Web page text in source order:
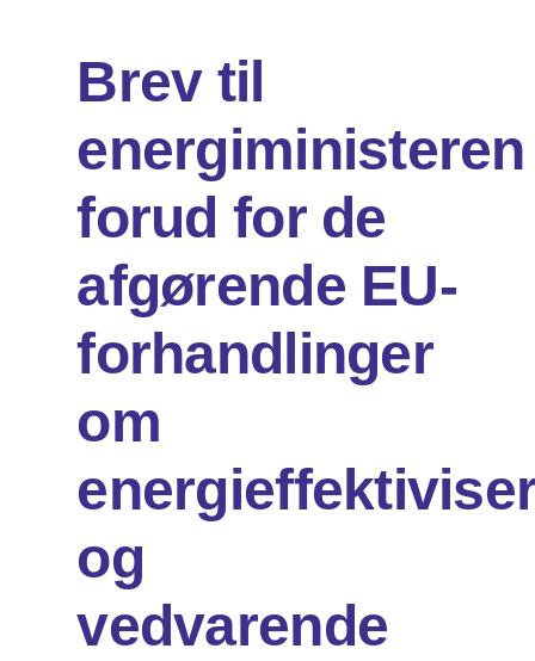
DA
EN
efter:
Brev til
energiministeren
forud for de
afgørende EU-
forhandlinger
om
og
vedvarende